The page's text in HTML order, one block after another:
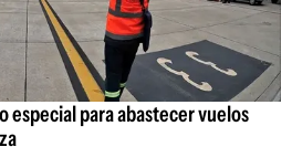
especial para abastecer vuelos